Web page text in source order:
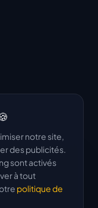
notre site,
des publicités.
sont activés
à tout
politique de